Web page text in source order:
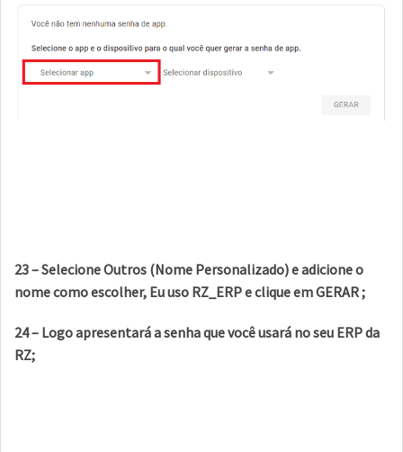
23 – Selecione Outros (Nome Personalizado) e adicione o
nome como escolher, Eu uso RZ_ERP e clique em GERAR ;
24 – Logo apresentará a senha que você usará no seu ERP da
RZ;